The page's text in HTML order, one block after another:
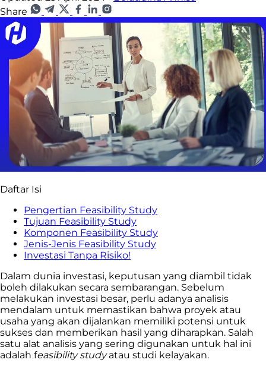
Share
Daftar Isi
Pengertian Feasibility Study
Tujuan Feasibility Study
Komponen Feasibility Study
Jenis-Jenis Feasibility Study
Investasi Tanpa Risiko!
Dalam dunia investasi, keputusan yang diambil tidak
boleh dilakukan secara sembarangan. Sebelum
melakukan investasi besar, perlu adanya analisis
mendalam untuk memastikan bahwa proyek atau
usaha yang akan dijalankan memiliki potensi untuk
sukses dan memberikan hasil yang diharapkan. Salah
satu alat analisis yang sering digunakan untuk hal ini
adalah feasibility studyatau studi kelayakan.